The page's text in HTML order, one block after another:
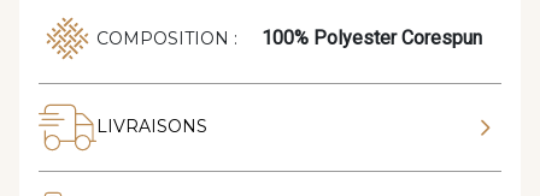
COMPOSITION : 100% Polyester Corespun
LIVRAISONS